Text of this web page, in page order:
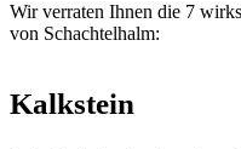
Wir verraten Ihnen die 7
von Schachtelhalm:
Kalkstein